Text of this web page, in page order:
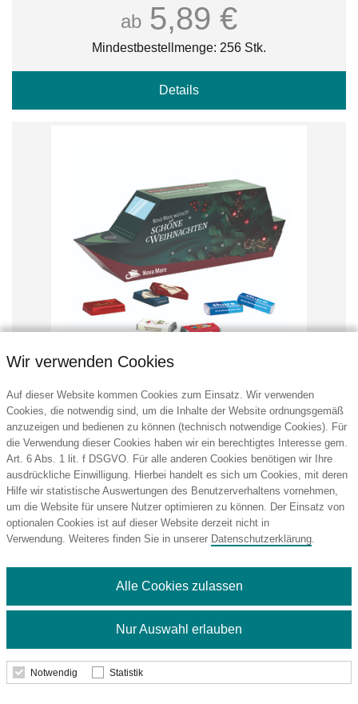
ab 5,89 €
Mindestbestellmenge: 256 Stk.
Details
Adventskalender Schiff
ab 5,89 €
Details
Wir verwenden Cookies
Auf dieser Website kommen Cookies zum Einsatz. Wir verwenden
Cookies, die notwendig sind, um die Inhalte der Website ordnungsgemäß
anzuzeigen und bedienen zu können (technisch notwendige Cookies). Für
die Verwendung dieser Cookies haben wir ein berechtigtes Interesse gem.
Art. 6 Abs. 1 lit. f DSGVO. Für alle anderen Cookies benötigen wir Ihre
ausdrückliche Einwilligung. Hierbei handelt es sich um Cookies, mit deren
Hilfe wir statistische Auswertungen des Benutzerverhaltens vornehmen,
um die Website für unsere Nutzer optimieren zu können. Der Einsatz von
optionalen Cookies ist auf dieser Website derzeit nicht in
Verwendung. Weiteres finden Sie in unserer Datenschutzerklärung.
Nur Auswahl erlauben
Alle Cookies zulassen
Notwendig Statistik